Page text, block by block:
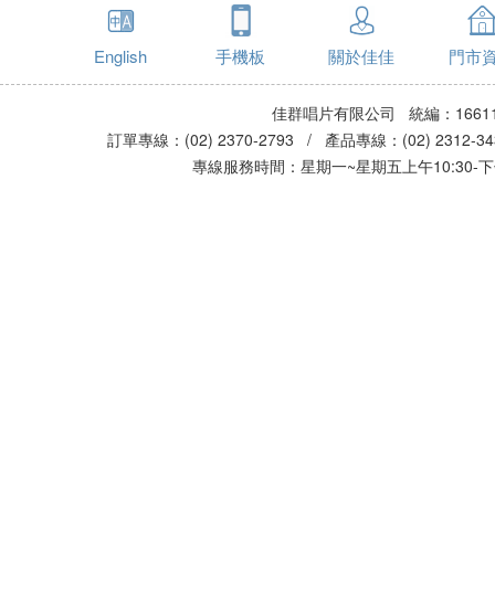
English 手機板 關於佳佳 門市
佳群唱片有限公司 統編：
訂單專線：(02) 2370-2793 / 產品專線：(02)
專線服務時間：星期一~星期五上午10:30-